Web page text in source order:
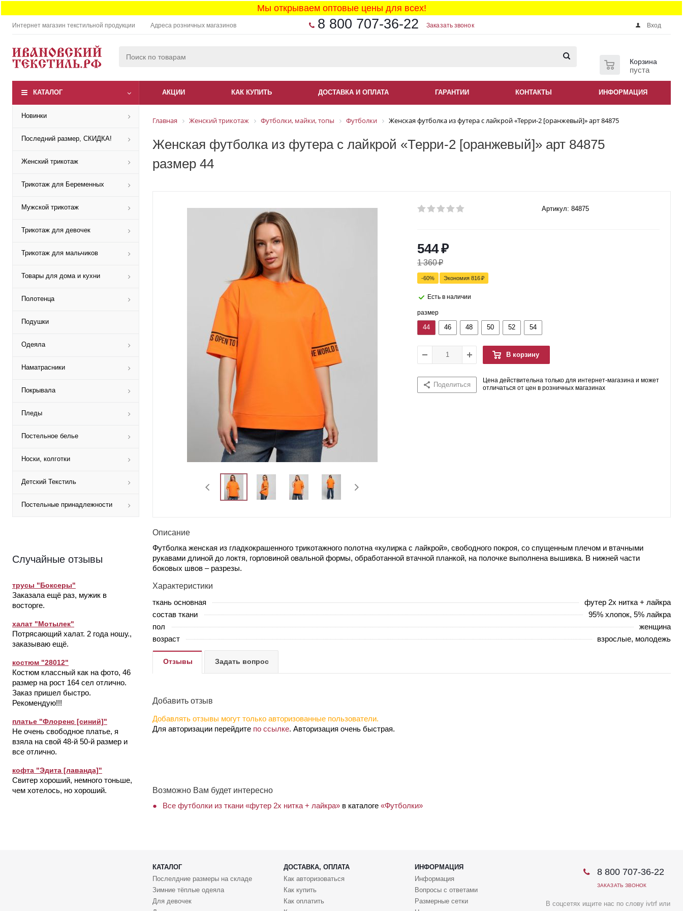
Мы открываем оптовые цены для всех!
Интернет магазин текстильной продукции Адреса розничных магазинов 8 800 707-36-22 Заказать звонок Вход
Корзина
пуста
КАТАЛОГ АКЦИИ КАК КУПИТЬ ДОСТАВКА И ОПЛАТА ГАРАНТИИ КОНТАКТЫ ИНФОРМАЦИЯ
Новинки
Последний размер, СКИДКА!
Женский трикотаж
Трикотаж для Беременных
Мужской трикотаж
Трикотаж для девочек
Трикотаж для мальчиков
Товары для дома и кухни
Полотенца
Подушки
Одеяла
Наматрасники
Покрывала
Пледы
Постельное белье
Носки, колготки
Детский Текстиль
Постельные принадлежности
Случайные отзывы
трусы "Боксеры"
Заказала ещё раз, мужик в
восторге.
халат "Мотылек"
Потрясающий халат. 2 года ношу.,
заказываю ещё.
костюм "28012"
Костюм классный как на фото, 46
размер на рост 164 сел отлично.
Заказ пришел быстро.
Рекомендую!!!
платье "Флоренс [синий]"
Не очень свободное платье, я
взяла на свой 48-й 50-й размер и
все отлично.
кофта "Эдита [лаванда]"
Свитер хороший, немного тоньше,
чем хотелось, но хороший.
Главная Женский трикотаж Футболки, майки, топы Футболки Женская футболка из футера с лайкрой «Терри-2 [оранжевый]» арт 84875
Женская футболка из футера с лайкрой «Терри-2 [оранжевый]» арт 84875
размер 44
Артикул: 84875
544₽
1 360₽
-60% Экономия 816₽
Есть в наличии
размер
44 46 48 50 52 54
В корзину
Поделиться
Цена действительна только для интернет-магазина и может
отличаться от цен в розничных магазинах
Описание
Футболка женская из гладкокрашенного трикотажного полотна «кулирка с лайкрой», свободного покроя, со спущенным плечом и втачными
рукавами длиной до локтя, горловиной овальной формы, обработанной втачной планкой, на полочке выполнена вышивка. В нижней части
боковых швов – разрезы.
Характеристики
ткань основная
футер 2х нитка + лайкра
состав ткани
95% хлопок, 5% лайкра
пол
женщина
возраст
взрослые, молодежь
Отзывы Задать вопрос
Добавить отзыв
Добавлять отзывы могут только авторизованные пользователи.
Для авторизации перейдите по ссылке. Авторизация очень быстрая.
Возможно Вам будет интересно
Все футболки из ткани «футер 2х нитка + лайкра» в каталоге «Футболки»
КАТАЛОГ ДОСТАВКА, ОПЛАТА
ИНФОРМАЦИЯ
Послелдние размеры на складе
Зимние тёплые одеяла
Для девочек
Как авторизоваться
Как купить
Как оплатить
Информация
Вопросы с ответами
Размерные сетки
8 800 707-36-22
ЗАКАЗАТЬ ЗВОНОК
В соцсетях ищите нас по слову ivtrf или